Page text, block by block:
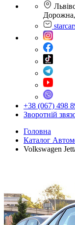
+38 (067) 498
Зворотній
Головна
Каталог
Volkswagen